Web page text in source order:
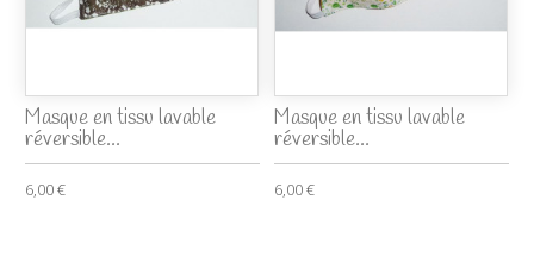
Masque en tissu lavable
réversible...
6,00 €
Masque en tissu lavable
réversible...
6,00 €